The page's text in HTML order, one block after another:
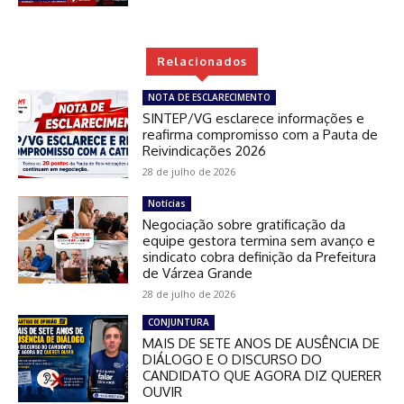
Relacionados
NOTA DE ESCLARECIMENTO
SINTEP/VG esclarece informações e
reafirma compromisso com a Pauta de
Reivindicações 2026
28 de julho de 2026
Notícias
Negociação sobre gratificação da
equipe gestora termina sem avanço e
sindicato cobra definição da Prefeitura
de Várzea Grande
28 de julho de 2026
CONJUNTURA
MAIS DE SETE ANOS DE AUSÊNCIA DE
DIÁLOGO E O DISCURSO DO
CANDIDATO QUE AGORA DIZ QUERER
OUVIR